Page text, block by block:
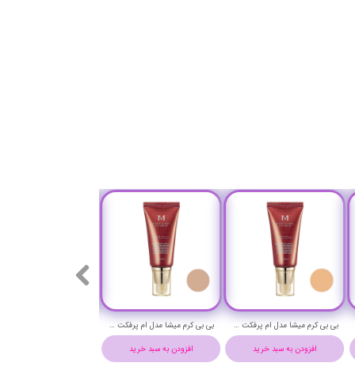
بی بی کرم میشا مدل ام پرفکت حجم 50 میلی لیتر شماره 23 - MISSHA M PERFECT COVER BB CREAM NO 23
افزودن به سبد خرید
بی بی کرم میشا مدل ام پرفکت حجم 50 میلی لیتر شماره 25 - MISSHA M PERFECT COVER BB CREAM NO 25
افزودن به سبد خرید